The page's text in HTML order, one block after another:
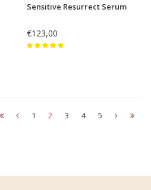
Sensitive Resurrect Serum
€123,00
1 2 3 4 5